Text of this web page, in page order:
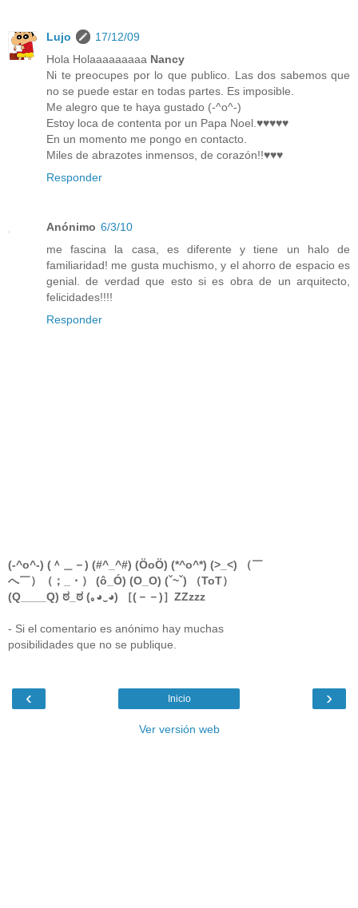
Lujo
17/12/09
Hola Holaaaaaaaaa Nancy
Ni te preocupes por lo que publico. Las dos sabemos que
no se puede estar en todas partes. Es imposible.
Me alegro que te haya gustado (-^o^-)
Estoy loca de contenta por un Papa Noel.♥♥♥♥♥
En un momento me pongo en contacto.
Miles de abrazotes inmensos, de corazón!!♥♥♥
Responder
Anónimo 6/3/10
me fascina la casa, es diferente y tiene un halo de
familiaridad! me gusta muchismo, y el ahorro de espacio es
genial. de verdad que esto si es obra de un arquitecto,
felicidades!!!!
Responder
(-^o^-) (＾＿－) (#^_^#) (ÖoÖ) (*^o^*) (>_<) （￣
へ￣）（；_・） (ô_Ó) (O_O) (ˇ~ˇ) （ToT）
(Q____Q) ಠ_ಠ (｡◕‿◕) ［(－－)］ZZzzz
- Si el comentario es anónimo hay muchas
posibilidades que no se publique.
‹ ›
Inicio
Ver versión web